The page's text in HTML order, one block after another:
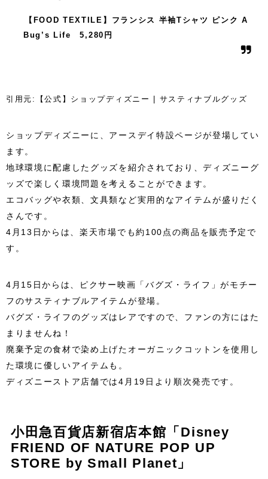
【FOOD TEXTILE】フランシス 半袖Tシャツ ピンク A
Bug’s Life 5,280円
引用元:【公式】ショップディズニー | サスティナブルグッズ
ショップディズニーに、アースデイ特設ページが登場してい
ます。
地球環境に配慮したグッズを紹介されており、ディズニーグ
ッズで楽しく環境問題を考えることができます。
エコバッグや衣類、文具類など実用的なアイテムが盛りだく
さんです。
4月13日からは、楽天市場でも約100点の商品を販売予定で
す。
4月15日からは、ピクサー映画「バグズ・ライフ」がモチー
フのサスティナブルアイテムが登場。
バグズ・ライフのグッズはレアですので、ファンの方にはた
まりませんね！
廃棄予定の食材で染め上げたオーガニックコットンを使用し
た環境に優しいアイテムも。
ディズニーストア店舗では4月19日より順次発売です。
小田急百貨店新宿店本館「Disney
FRIEND OF NATURE POP UP
STORE by Small Planet」